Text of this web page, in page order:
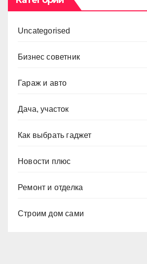
Uncategorised
Бизнес советник
Гараж и авто
Дача, участок
Как выбрать гаджет
Новости плюс
Ремонт и отделка
Строим дом сами